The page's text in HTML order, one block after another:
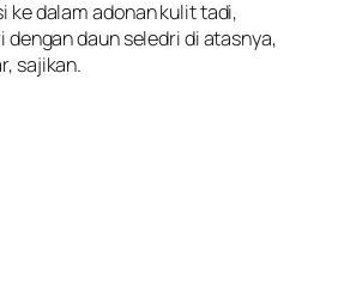
ke dalam adonan kulit tadi,
dengan daun seledri di atasnya,
sajikan.